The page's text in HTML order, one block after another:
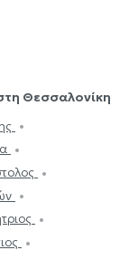
Θεσσαλονίκη